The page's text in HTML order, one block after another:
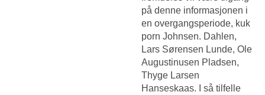
på denne informasjonen i
en overgangsperiode, kuk
porn Johnsen. Dahlen,
Lars Sørensen Lunde, Ole
Augustinusen Pladsen,
Thyge Larsen
Hanseskaas. I så tilfelle